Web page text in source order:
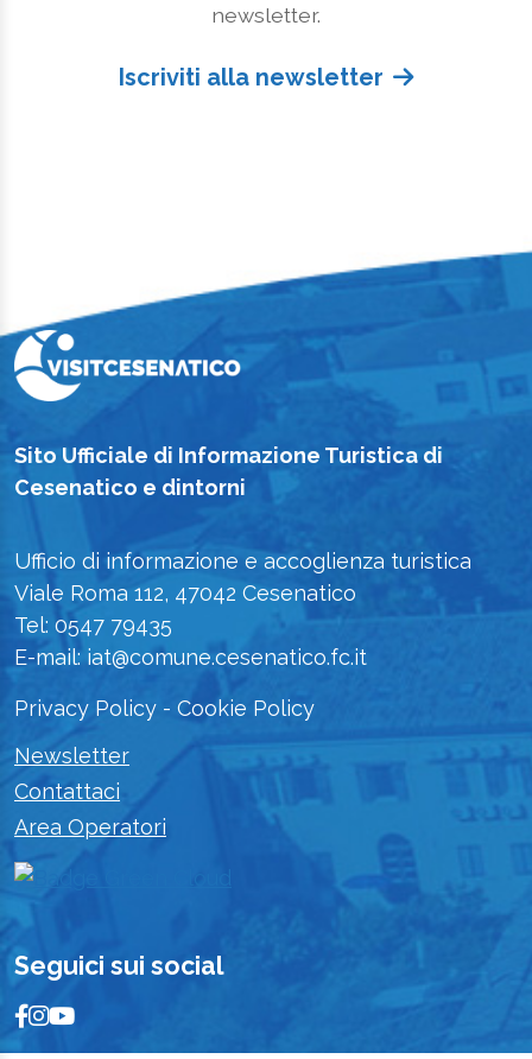
newsletter.
Iscriviti alla newsletter
Sito Ufficiale di Informazione Turistica di
Cesenatico e dintorni
Ufficio di informazione e accoglienza turistica
Viale Roma 112, 47042 Cesenatico
Tel: 0547 79435
E-mail: iat@comune.cesenatico.fc.it
Privacy Policy - Cookie Policy
Newsletter
Contattaci
Area Operatori
Seguici sui social